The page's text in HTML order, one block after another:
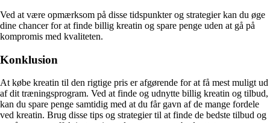
Ved at være opmærksom på disse tidspunkter og strategier kan du øge
dine chancer for at finde billig kreatin og spare penge uden at gå på
kompromis med kvaliteten.
Konklusion
At købe kreatin til den rigtige pris er afgørende for at få mest muligt ud
af dit træningsprogram. Ved at finde og udnytte billig kreatin og tilbud,
kan du spare penge samtidig med at du får gavn af de mange fordele
ved kreatin. Brug disse tips og strategier til at finde de bedste tilbud og